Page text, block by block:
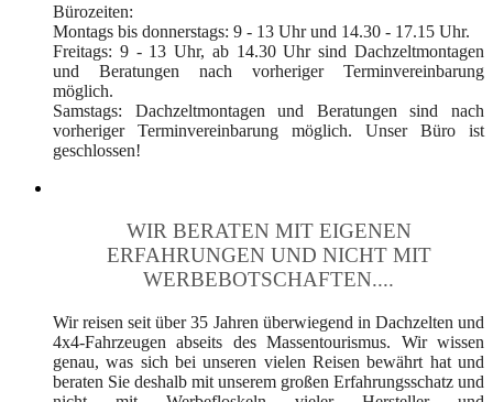
Bürozeiten:
Montags bis donnerstags: 9 - 13 Uhr und 14.30 - 17.15 Uhr.
Freitags: 9 - 13 Uhr, ab 14.30 Uhr sind Dachzeltmontagen
und Beratungen nach vorheriger Terminvereinbarung
möglich.
Samstags: Dachzeltmontagen und Beratungen sind nach
vorheriger Terminvereinbarung möglich. Unser Büro ist
geschlossen!
WIR BERATEN MIT EIGENEN
ERFAHRUNGEN UND NICHT MIT
WERBEBOTSCHAFTEN....
Wir reisen seit über 35 Jahren überwiegend in Dachzelten und
4x4-Fahrzeugen abseits des Massentourismus. Wir wissen
genau, was sich bei unseren vielen Reisen bewährt hat und
beraten Sie deshalb mit unserem großen Erfahrungsschatz und